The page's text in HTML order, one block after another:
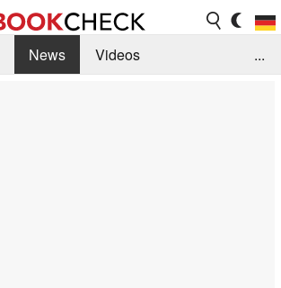
News
Videos
...